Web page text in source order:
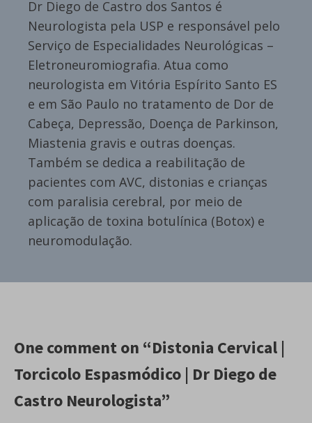
Dr Diego de Castro dos Santos é
Neurologista pela USP e responsável pelo
Serviço de Especialidades Neurológicas –
Eletroneuromiografia. Atua como
neurologista em Vitória Espírito Santo ES
e em São Paulo no tratamento de Dor de
Cabeça, Depressão, Doença de Parkinson,
Miastenia gravis e outras doenças.
Também se dedica a reabilitação de
pacientes com AVC, distonias e crianças
com paralisia cerebral, por meio de
aplicação de toxina botulínica (Botox) e
neuromodulação.
One comment on “Distonia Cervical |
Torcicolo Espasmódico | Dr Diego de
Castro Neurologista”